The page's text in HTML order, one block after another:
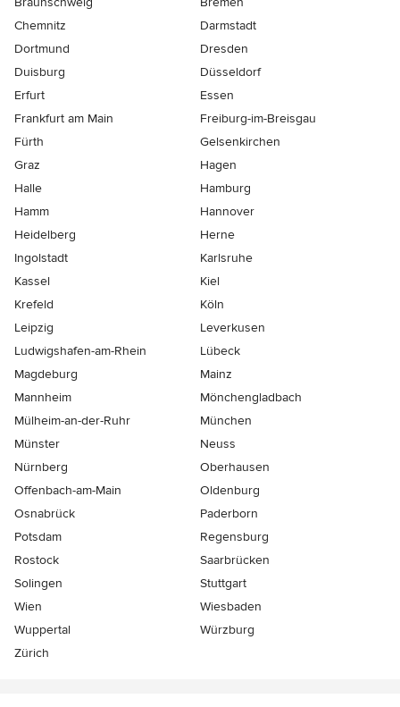
Chemnitz
Darmstadt
Dortmund
Dresden
Duisburg
Düsseldorf
Erfurt
Essen
Frankfurt am Main
Freiburg-im-Breisgau
Fürth
Gelsenkirchen
Graz
Hagen
Halle
Hamburg
Hamm
Hannover
Heidelberg
Herne
Ingolstadt
Karlsruhe
Kassel
Kiel
Krefeld
Köln
Leipzig
Leverkusen
Ludwigshafen-am-Rhein
Lübeck
Magdeburg
Mainz
Mannheim
Mönchen­gladbach
Mülheim-an-der-Ruhr
München
Münster
Neuss
Nürnberg
Oberhausen
Offenbach-am-Main
Oldenburg
Osnabrück
Paderborn
Potsdam
Regensburg
Rostock
Saarbrücken
Solingen
Stuttgart
Wien
Wiesbaden
Wuppertal
Würzburg
Zürich